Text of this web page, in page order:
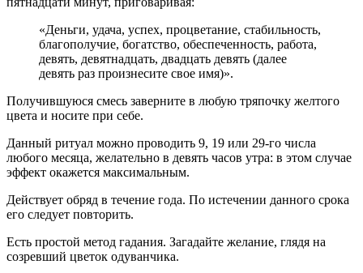
«Деньги, удача, успех, процветание, стабильность,
благополучие, богатство, обеспеченность, работа,
девять, девятнадцать, двадцать девять (далее
девять раз произнесите свое имя)».
Получившуюся смесь заверните в любую тряпочку желтого
цвета и носите при себе.
Данный ритуал можно проводить 9, 19 или 29-го числа
любого месяца, желательно в девять часов утра: в этом случае
эффект окажется максимальным.
Действует обряд в течение года. По истечении данного срока
его следует повторить.
Есть простой метод гадания. Загадайте желание, глядя на
созревший цветок одуванчика.